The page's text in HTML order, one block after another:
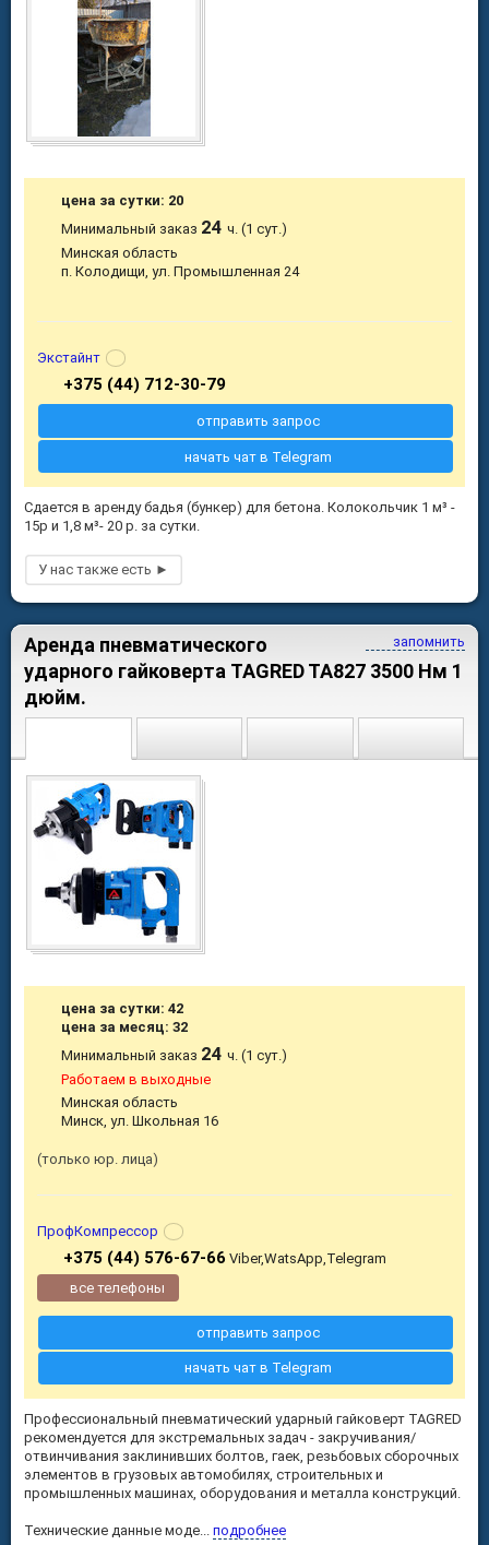
Сдается в аренду бадья (бункер) для бетона. Колокольчик 1 м³ -
15р и 1,8 м³- 20 р. за сутки.
цена за сутки: 20
Минимальный заказ 24ч. (1 сут.)
Минская область
п. Колодищи, ул. Промышленная 24
Экстайнт
+375 (44) 712-30-79
отправить запрос
начать чат в Telegram
запомнить
Аренда пневматического
ударного гайковерта TAGRED TA827 3500 Нм 1
дюйм.
Профессиональный пневматический ударный гайковерт TAGRED
рекомендуется для экстремальных задач - закручивания/
отвинчивания заклинивших болтов, гаек, резьбовых сборочных
элементов в грузовых автомобилях, строительных и
промышленных машинах, оборудования и металла конструкций.
Технические данные моде... подробнее
цена за сутки: 42
цена за месяц: 32
Минимальный заказ 24ч. (1 сут.)
Работаем в выходные
Минская область
Минск, ул. Школьная 16
только юр. лица
ПрофКомпрессор
+375 (44) 576-67-66 Viber,WatsApp,Telegram
все телефоны
отправить запрос
начать чат в Telegram